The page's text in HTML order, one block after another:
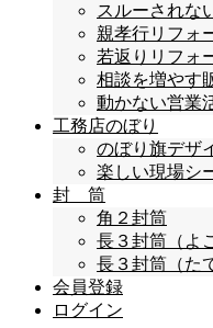
スルーされ
親孝行リフォ
若返りリフォ
相談を増やす
動かない営業
工務店のぼり
のぼり旗デザ
楽しい現場シ
封 筒
角２封筒
長３封筒（よ
長３封筒（た
会員登録
ログイン